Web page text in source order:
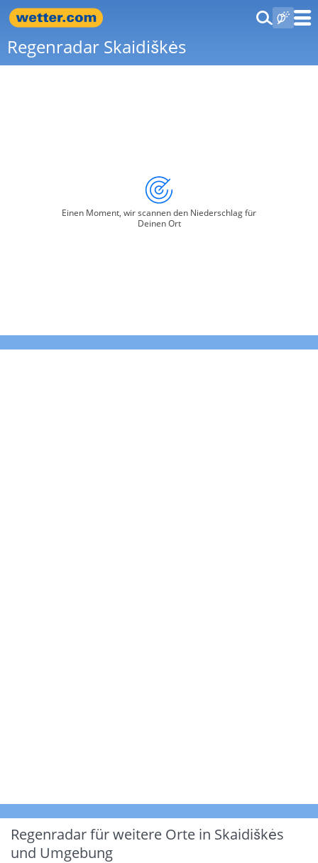
Regenradar Skaidiškės
Einen Moment, wir scannen den Niederschlag für
Deinen Ort
Regenradar für weitere Orte in Skaidiškės
und Umgebung